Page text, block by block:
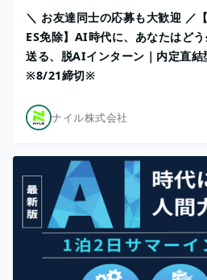
＼ お友達同士の応募も大歓迎 ／
ES免除】AI時代に、あなたはど
送る、脱AIインターン｜内定直
※8/21締切※
ナイル株式会社